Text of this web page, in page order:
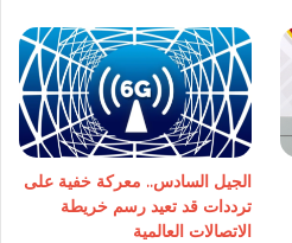
الجيل السادس.. معركة خفية على
ترددات قد تعيد رسم خريطة
الاتصالات العالمية